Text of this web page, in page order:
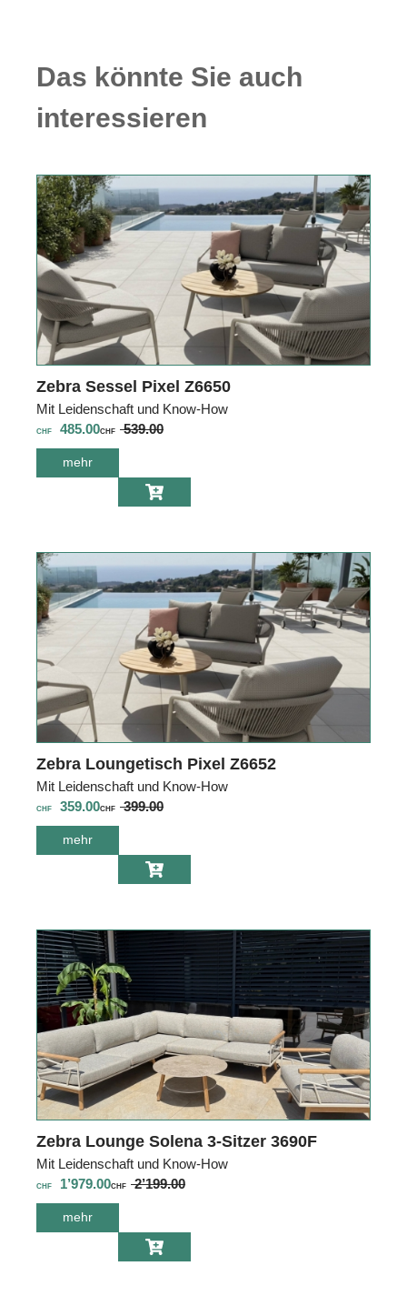
Das könnte Sie auch
interessieren
Zebra Sessel Pixel Z6650
Mit Leidenschaft und Know-How
CHF 485.00CHF 539.00
mehr
Sessel Pixel
Zebra Loungetisch Pixel Z6652
Mit Leidenschaft und Know-How
CHF 359.00CHF 399.00
mehr
Loungetisch
Pixel Z6652
Zebra Lounge Solena 3-Sitzer 3690F
Mit Leidenschaft und Know-How
CHF 1’979.00CHF 2’199.00
mehr
Lounge Solena
3-Sitzer 3690F